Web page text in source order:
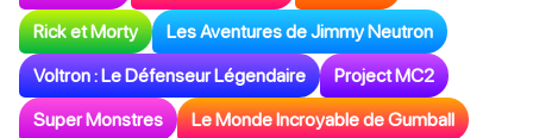
Rick et Morty Les Aventures de Jimmy Neutron
Voltron : Le Défenseur Légendaire Project MC2
Super Monstres Le Monde Incroyable de Gumball